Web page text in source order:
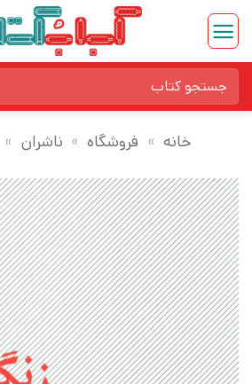
Skip
content
برای:
خانه » فروشگاه » ناشران »